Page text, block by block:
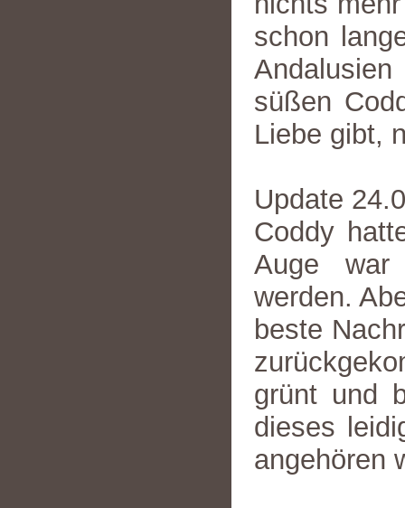
schon
süßen
Liebe gibt,
Update
Coddy
Auge
werden.
beste
grünt und
dieses
angehören